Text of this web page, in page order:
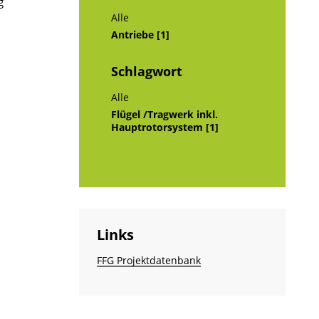
Alle
Antriebe [1]
Schlagwort
Alle
Flügel /Tragwerk inkl.
Hauptrotorsystem [1]
Links
FFG Projektdatenbank